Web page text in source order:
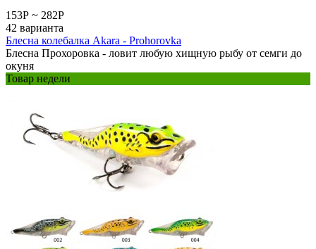
153Р ~ 282Р
42 варианта
Блесна колебалка Akara - Prohorovka
Блесна Прохоровка - ловит любую хищную рыбу от семги до
окуня
Товар недели